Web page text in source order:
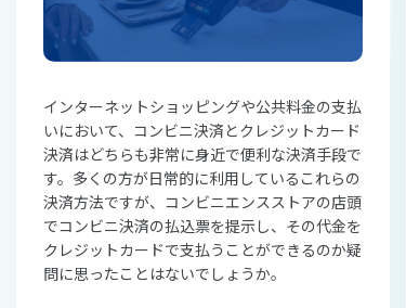
インターネットショッピングや公共料金の支払
いにおいて、コンビニ決済とクレジットカード
決済はどちらも非常に身近で便利な決済手段で
す。多くの方が日常的に利用しているこれらの
決済方法ですが、コンビニエンスストアの店頭
でコンビニ決済の払込票を提示し、その代金を
クレジットカードで支払うことができるのか疑
問に思ったことはないでしょうか。